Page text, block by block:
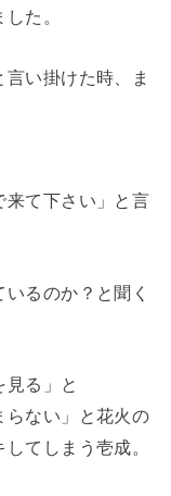
た。
い掛けた時、ま
来て下さい」と言
るのか？と聞く
見る」と
らない」と花火の
てしまう壱成。